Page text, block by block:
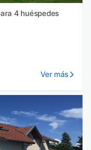
4 huéspedes
Ver más